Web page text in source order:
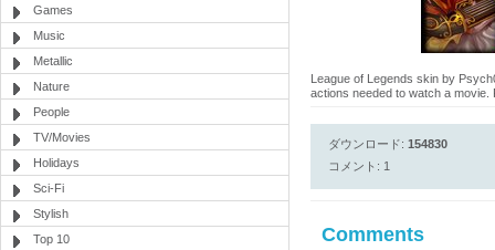
Games
Music
Metallic
Nature
People
TV/Movies
Holidays
Sci-Fi
Stylish
Top 10
League of Legends skin by
actions needed to watch a
ダウンロード: 154830
コメント: 1
Comments